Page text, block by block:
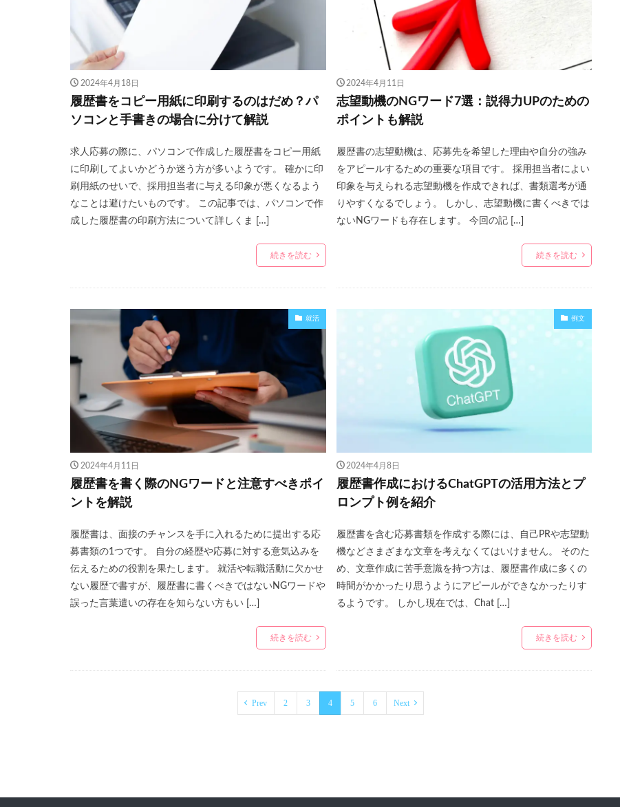
2024年4月18日
履歴書をコピー用紙に印刷するのはだめ？パ
ソコンと手書きの場合に分けて解説
求人応募の際に、パソコンで作成した履歴書をコピー用紙
に印刷してよいかどうか迷う方が多いようです。 確かに印
刷用紙のせいで、採用担当者に与える印象が悪くなるよう
なことは避けたいものです。 この記事では、パソコンで作
成した履歴書の印刷方法について詳しくま […]
続きを読む
2024年4月11日
志望動機のNGワード7選：説得力UPのための
ポイントも解説
履歴書の志望動機は、応募先を希望した理由や自分の強み
をアピールするための重要な項目です。 採用担当者によい
印象を与えられる志望動機を作成できれば、書類選考が通
りやすくなるでしょう。 しかし、志望動機に書くべきでは
ないNGワードも存在します。 今回の記 […]
続きを読む
就活
2024年4月11日
履歴書を書く際のNGワードと注意すべきポイ
ントを解説
履歴書は、面接のチャンスを手に入れるために提出する応
募書類の1つです。 自分の経歴や応募に対する意気込みを
伝えるための役割を果たします。 就活や転職活動に欠かせ
ない履歴で書すが、履歴書に書くべきではないNGワードや
誤った言葉遣いの存在を知らない方もい […]
続きを読む
例文
2024年4月8日
履歴書作成におけるChatGPTの活用方法とプ
ロンプト例を紹介
履歴書を含む応募書類を作成する際には、自己PRや志望動
機などさまざまな文章を考えなくてはいけません。 そのた
め、文章作成に苦手意識を持つ方は、履歴書作成に多くの
時間がかかったり思うようにアピールができなかったりす
るようです。 しかし現在では、Chat […]
続きを読む
Prev 2 3 4 5 6 Next